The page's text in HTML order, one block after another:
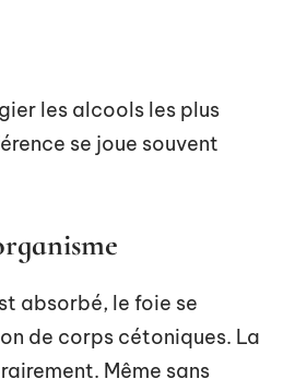
les alcools les plus
se joue souvent
absorbé, le foie se
de corps cétoniques. La
Même sans